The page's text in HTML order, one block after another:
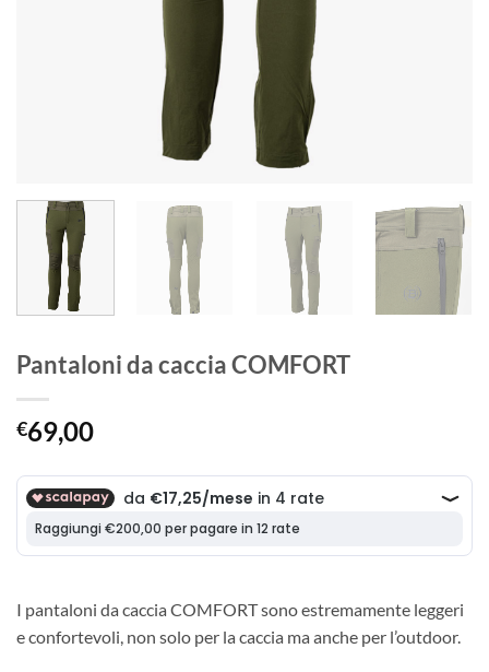
Pantaloni da caccia COMFORT
€69,00
I pantaloni da caccia COMFORT sono estremamente leggeri
e confortevoli, non solo per la caccia ma anche per l’outdoor.